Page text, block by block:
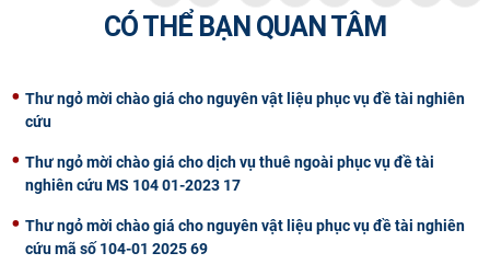
CÓ THỂ BẠN QUAN TÂM
Thư ngỏ mời chào giá cho nguyên vật liệu phục vụ đề tài nghiên
cứu
Thư ngỏ mời chào giá cho dịch vụ thuê ngoài phục vụ đề tài
nghiên cứu MS 104 01-2023 17
Thư ngỏ mời chào giá cho nguyên vật liệu phục vụ đề tài nghiên
cứu mã số 104-01 2025 69